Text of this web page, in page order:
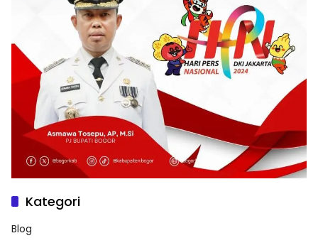
Kategori
Blog